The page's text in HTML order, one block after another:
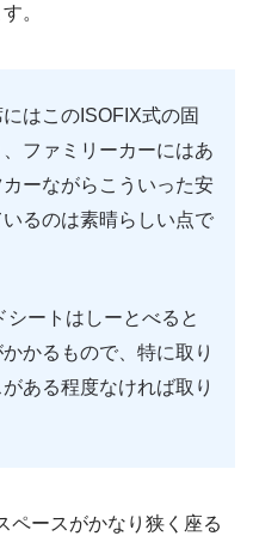
。
はこのISOFIX式の固
ファミリーカーにはあ
ーながらこういった安
るのは素晴らしい点で
ートはしーとべると
かるもので、特に取り
ある程度なければ取り
ペースがかなり狭く座る